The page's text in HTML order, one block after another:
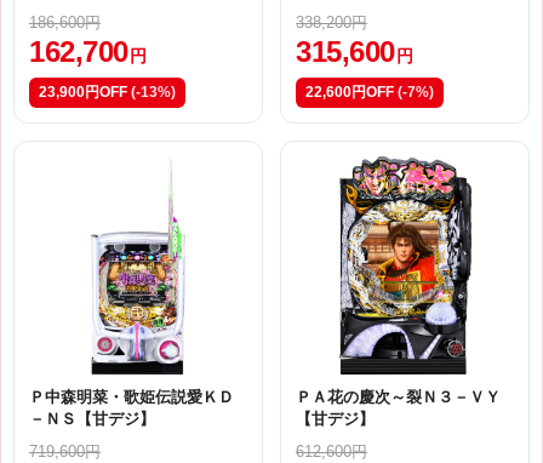
186,600円
162,700 円
23,900円OFF (-13%)
338,200円
315,600 円
22,600円OFF (-7%)
Ｐ中森明菜・歌姫伝説愛ＫＤ
－ＮＳ【甘デジ】
719,600円
ＰＡ花の慶次～裂Ｎ３－ＶＹ
【甘デジ】
612,600円